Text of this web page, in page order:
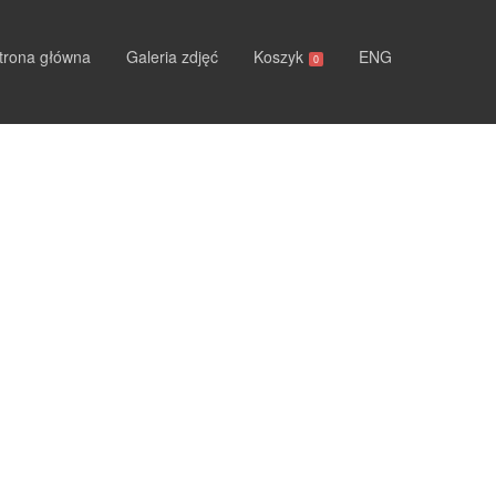
główna Galeria zdjęć Koszyk 0 ENG